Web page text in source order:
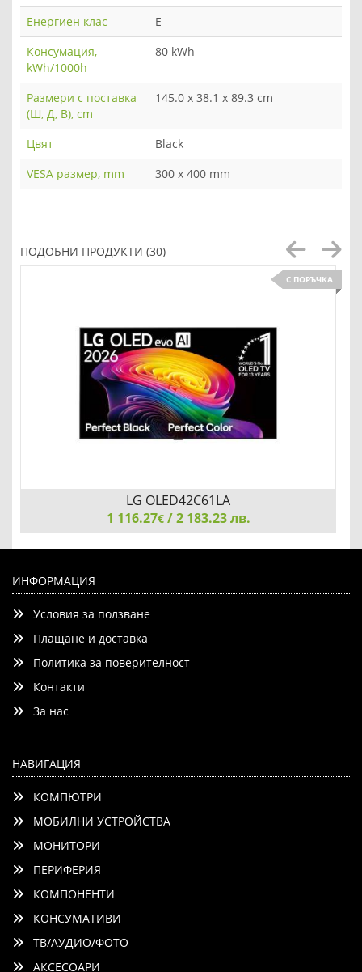
Енергиен клас
E
Консумация,
kWh/1000h
80 kWh
Размери с поставка
(Ш, Д, В), cm
145.0 x 38.1 x 89.3 cm
Цвят
Black
VESA размер, mm
300 x 400 mm
ПОДОБНИ ПРОДУКТИ (30)
С ПОРЪЧКА
C/T2/S2, Alpha 11 AI 4K Gen3, 120Hz Native (VRR 165Hz),
ThinQ AI, HDR10, NVIDIA G-SYNC, AMD FreeSync, Dolby
Vision, Dolby Atmos, AI Agent, Wi-Fi 6E, Bluetooth
LG OLED42C61LA
1 116.27€/ 2 183.23 лв.
ИНФОРМАЦИЯ
Условия за ползване
Плащане и доставка
Политика за поверителност
Контакти
За нас
НАВИГАЦИЯ
КОМПЮТРИ
МОБИЛНИ УСТРОЙСТВА
МОНИТОРИ
ПЕРИФЕРИЯ
КОМПОНЕНТИ
КОНСУМАТИВИ
ТВ/АУДИО/ФОТО
АКСЕСОАРИ